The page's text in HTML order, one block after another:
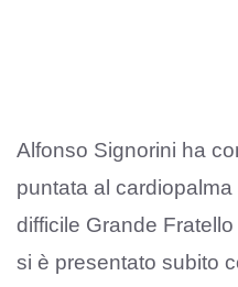
Alfonso Signorini ha
puntata al
difficile Grande
si è presentato subito